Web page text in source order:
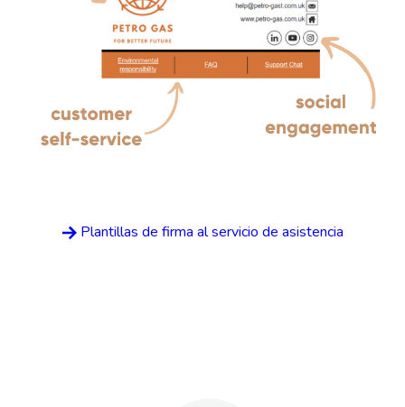
Plantillas de firma al servicio de asistencia